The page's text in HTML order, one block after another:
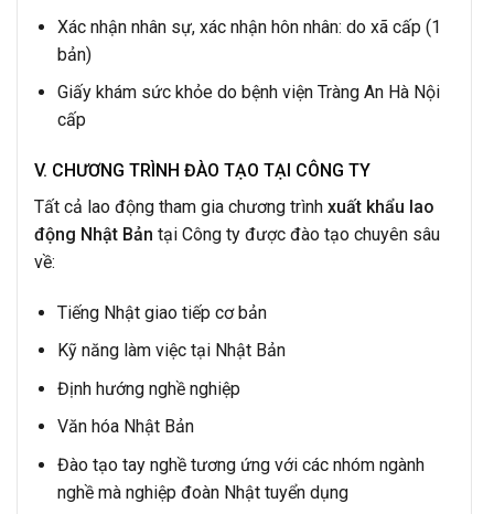
Xác nhận nhân sự, xác nhận hôn nhân: do xã cấp (1
bản)
Giấy khám sức khỏe do bệnh viện Tràng An Hà Nội
cấp
V. CHƯƠNG TRÌNH ĐÀO TẠO TẠI CÔNG TY
Tất cả lao động tham gia chương trình xuất khẩu lao
động Nhật Bản tại Công ty được đào tạo chuyên sâu
về:
Tiếng Nhật giao tiếp cơ bản
Kỹ năng làm việc tại Nhật Bản
Định hướng nghề nghiệp
Văn hóa Nhật Bản
Đào tạo tay nghề tương ứng với các nhóm ngành
nghề mà nghiệp đoàn Nhật tuyển dụng